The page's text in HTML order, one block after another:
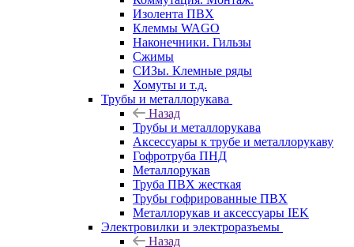
Изолента ПВХ
Клеммы WAGO
Наконечники. Гильзы
Сжимы
СИЗы. Клемные ряды
Хомуты и т.д.
Трубы и металлорукава
Назад
Трубы и металлорукава
Аксессуары к трубе и металлорукаву
Гофротруба ПНД
Металлорукав
Труба ПВХ жесткая
Трубы гофрированные ПВХ
Металлорукав и аксессуары IEK
Электровилки и электроразъемы
Назад